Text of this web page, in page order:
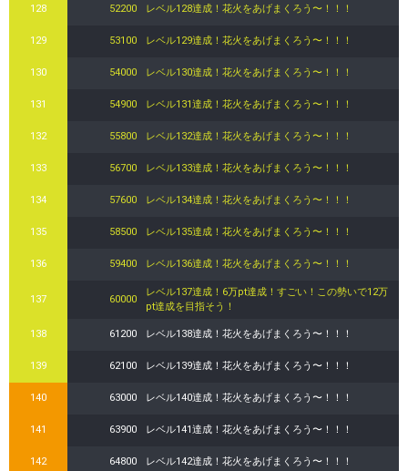
128 52200 レベル128達成！花火をあげまくろう〜！！！
129 53100 レベル129達成！花火をあげまくろう〜！！！
130 54000 レベル130達成！花火をあげまくろう〜！！！
131 54900 レベル131達成！花火をあげまくろう〜！！！
132 55800 レベル132達成！花火をあげまくろう〜！！！
133 56700 レベル133達成！花火をあげまくろう〜！！！
134 57600 レベル134達成！花火をあげまくろう〜！！！
135 58500 レベル135達成！花火をあげまくろう〜！！！
136 59400 レベル136達成！花火をあげまくろう〜！！！
137 60000
レベル137達成！6万pt達成！すごい！この勢いで12万
pt達成を目指そう！
138 61200 レベル138達成！花火をあげまくろう〜！！！
139 62100 レベル139達成！花火をあげまくろう〜！！！
140 63000 レベル140達成！花火をあげまくろう〜！！！
141 63900 レベル141達成！花火をあげまくろう〜！！！
142 64800 レベル142達成！花火をあげまくろう〜！！！